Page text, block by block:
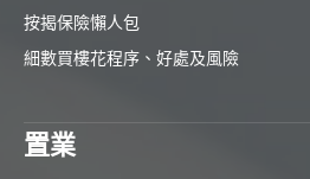
按揭保險懶人包
細數買樓花程序、好處及風險
置業